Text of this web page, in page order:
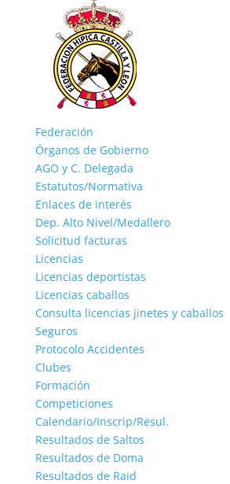
Federación
Órganos de Gobierno
AGO y C. Delegada
Estatutos/Normativa
Enlaces de interés
Dep. Alto Nivel/Medallero
Solicitud facturas
Licencias
Licencias deportistas
Licencias caballos
Consulta licencias jinetes y caballos
Seguros
Protocolo Accidentes
Clubes
Formación
Competiciones
Calendario/Inscrip/Resul.
Resultados de Saltos
Resultados de Doma
Resultados de Raid